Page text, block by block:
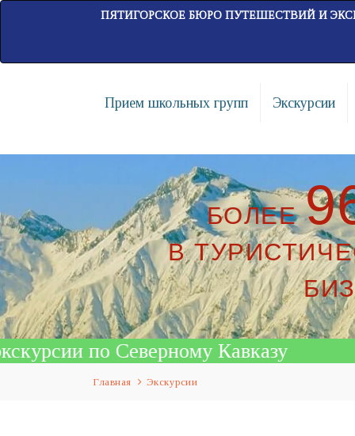
ПЯТИГОРСКОЕ БЮРО ПУТЕШЕСТВИЙ И
Прием школьных групп Экскурсии
БОЛЕЕ
В
Кавказу
Главная Экскурсии